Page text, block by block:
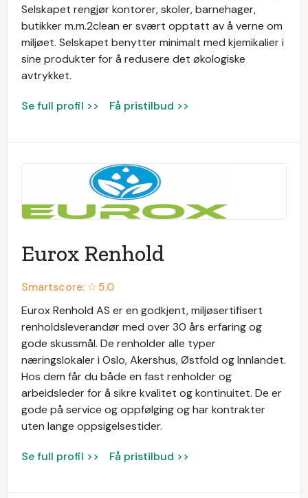
Selskapet rengjør kontorer, skoler, barnehager,
butikker m.m.2clean er svært opptatt av å verne om
miljøet. Selskapet benytter minimalt med kjemikalier i
sine produkter for å redusere det økologiske
avtrykket.
Se full profil >> Få pristilbud >>
Eurox Renhold
Smartscore: ☆5.0
Eurox Renhold AS er en godkjent, miljøsertifisert
renholdsleverandør med over 30 års erfaring og
gode skussmål. De renholder alle typer
næringslokaler i Oslo, Akershus, Østfold og Innlandet.
Hos dem får du både en fast renholder og
arbeidsleder for å sikre kvalitet og kontinuitet. De er
gode på service og oppfølging og har kontrakter
uten lange oppsigelsestider.
Se full profil >> Få pristilbud >>